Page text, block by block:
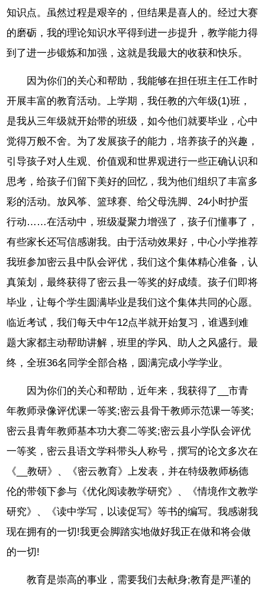
知识点。虽然过程是艰辛的，但结果是喜人的。经过大赛
的磨砺，我的理论知识水平得到进一步提升，教学能力得
到了进一步锻炼和加强，这就是我最大的收获和快乐。
因为你们的关心和帮助，我能够在担任班主任工作时
开展丰富的教育活动。上学期，我任教的六年级(1)班，
是我从三年级就开始带的班级，如今他们就要毕业，心中
觉得万般不舍。为了发展孩子的能力，培养孩子的兴趣，
引导孩子对人生观、价值观和世界观进行一些正确认识和
思考，给孩子们留下美好的回忆，我为他们组织了丰富多
彩的活动。放风筝、篮球赛、给父母洗脚、24小时护蛋
行动……在活动中，班级凝聚力增强了，孩子们懂事了，
有些家长还写信感谢我。由于活动效果好，中心小学推荐
我班参加密云县中队会评优，我们这个集体精心准备，认
真策划，最终获得了密云县一等奖的好成绩。孩子们即将
毕业，让每个学生圆满毕业是我们这个集体共同的心愿。
临近考试，我们每天中午12点半就开始复习，谁遇到难
题大家都主动帮助讲解，班里的学风、助人之风盛行。最
终，全班36名同学全部合格，圆满完成小学学业。
因为你们的关心和帮助，近年来，我获得了__市青
年教师录像评优课一等奖;密云县骨干教师示范课一等奖;
密云县青年教师基本功大赛二等奖;密云县小学队会评优
一等奖，密云县语文学科带头人称号，撰写的论文多次在
《__教研》、《密云教育》上发表，并在特级教师杨德
伦的带领下参与《优化阅读教学研究》、《情境作文教学
研究》、《读中学写，以读促写》等书的编写。我感谢我
现在拥有的一切!我更会脚踏实地做好我正在做和将会做
的一切!
教育是崇高的事业，需要我们去献身;教育是严谨的